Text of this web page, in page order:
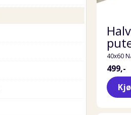
40x60
499,-